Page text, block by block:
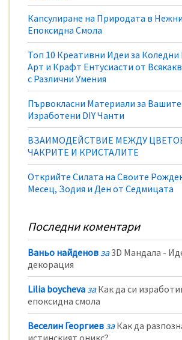
Капсулиране на Природата в
Епоксидна Смола
Топ 10 Креативни Идеи за
Арт и Крафт Ентусиасти от
с Различни Умения
Първокласни Материали за
Изработени DIY Чанти
ВЗАИМОДЕЙСТВИЕ МЕЖДУ
ЧАКРИТЕ И КРИСТАЛИТЕ
Открийте Силата на Своите
Месец, Зодия и Ден от Седмицата
Последни коментари
Ваньо найденов за3D Мандала -
декорация
Lilia boycheva за Как да си
епоксидна смола
Веселин Георгиев за Как да
истинският оникс?